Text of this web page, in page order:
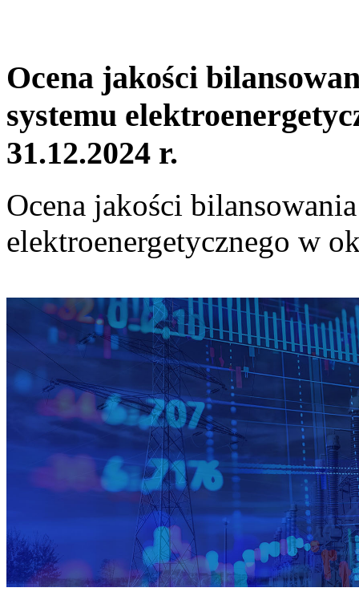
Ocena jakości
systemu
31.12.2024 r.
Ocena jakości
elektroenergetycznego w